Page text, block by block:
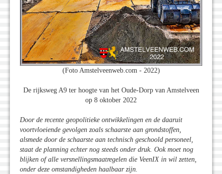
(Foto Amstelveenweb.com - 2022)
De rijksweg A9 ter hoogte van het Oude-Dorp van Amstelveen
op 8 oktober 2022
Door de recente geopolitieke ontwikkelingen en de daaruit
voortvloeiende gevolgen zoals schaarste aan grondstoffen,
alsmede door de schaarste aan technisch geschoold personeel,
staat de planning echter nog steeds onder druk. Ook moet nog
blijken of alle versnellingsmaatregelen die VeenIX in wil zetten,
onder deze omstandigheden haalbaar zijn.